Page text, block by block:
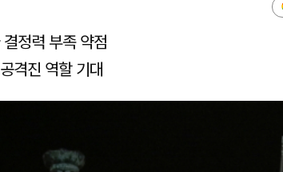
정력 부족 약점
격진 역할 기대